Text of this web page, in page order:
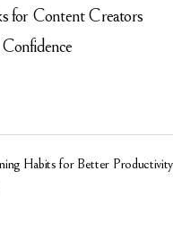
for Content Creators
Habits for Better Productivity